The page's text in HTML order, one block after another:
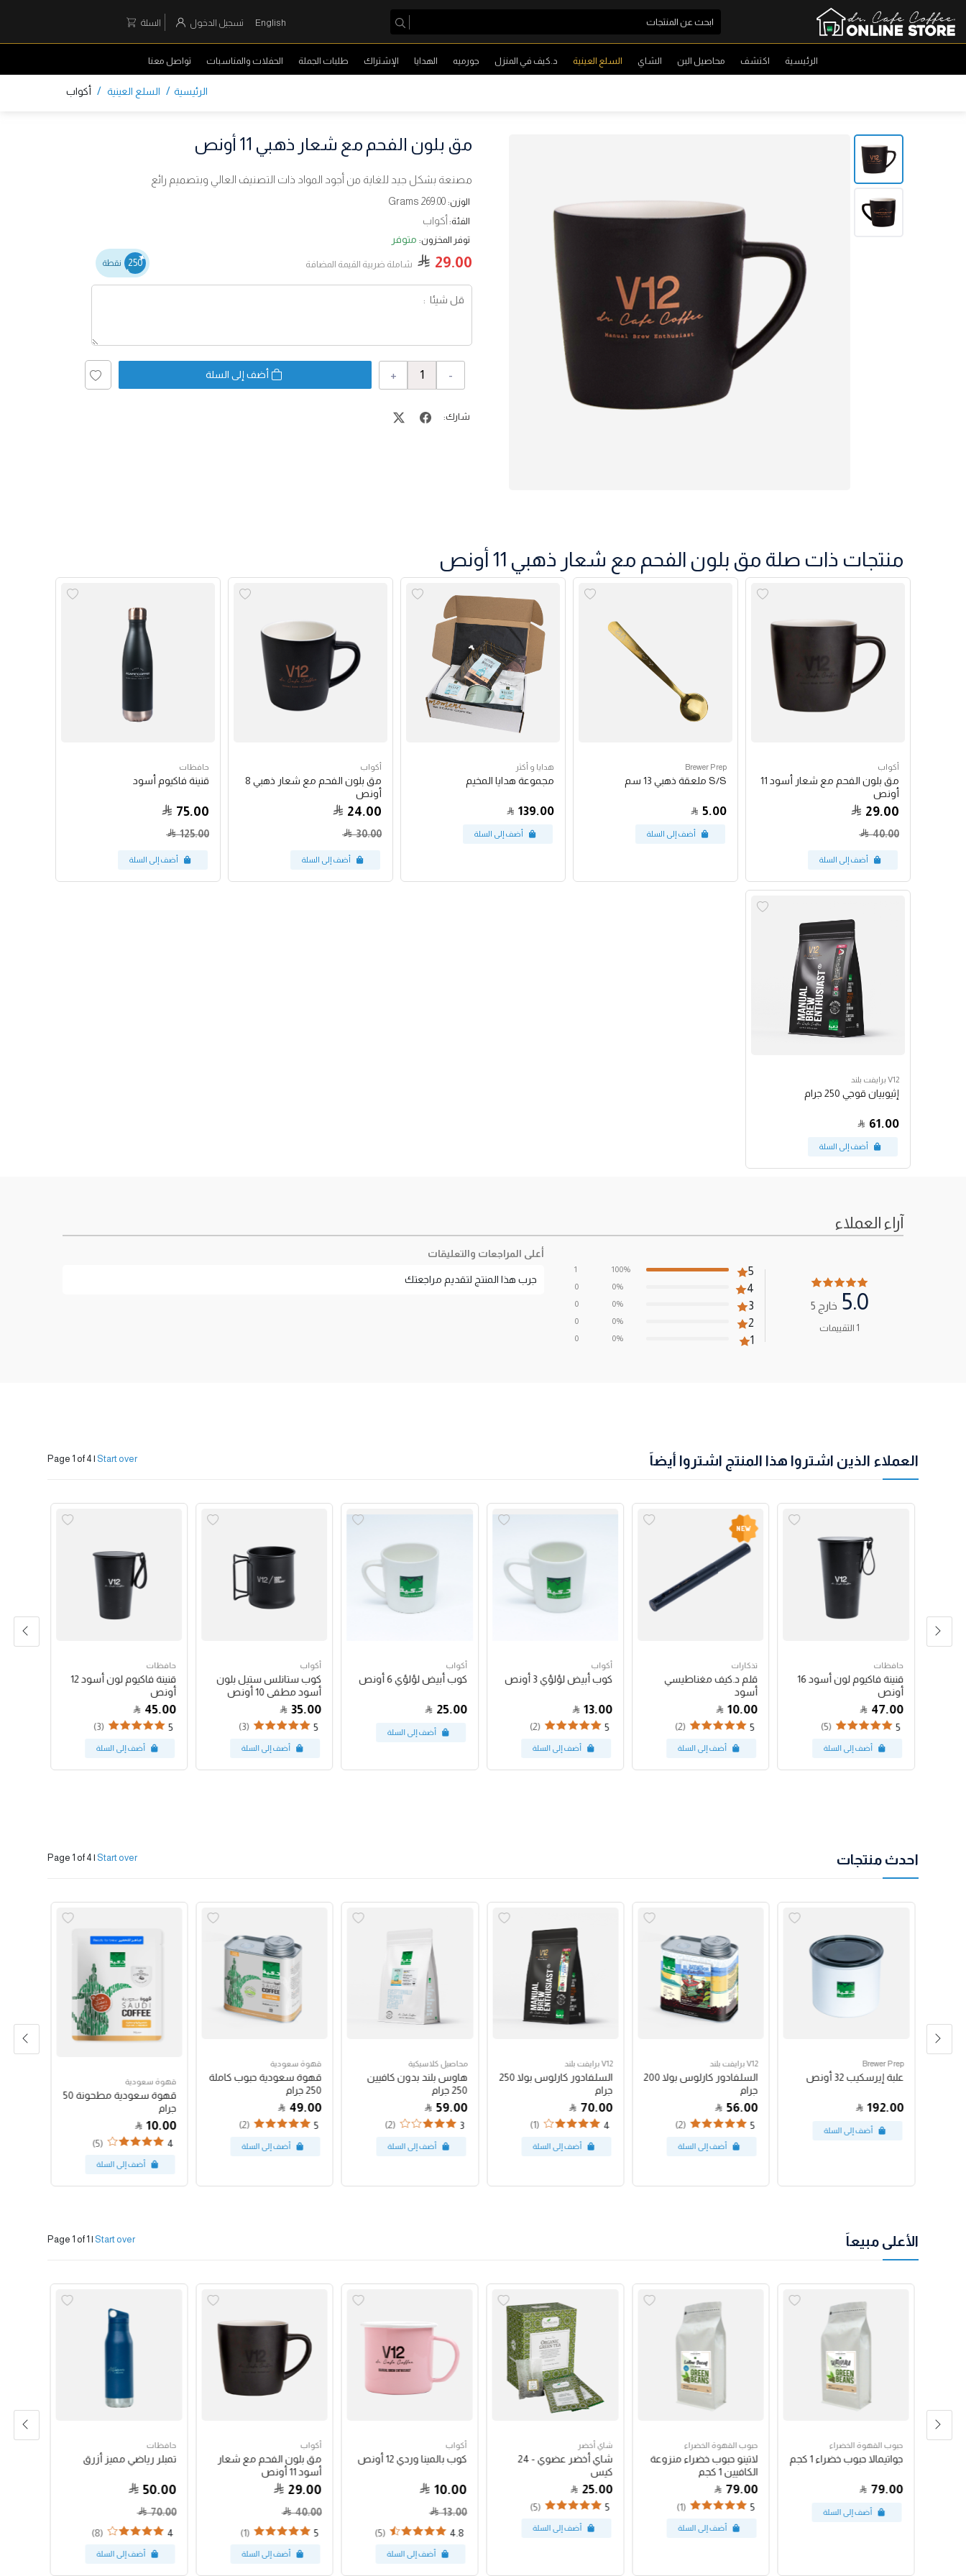
English تسجيل الدخول السلة
الرئيسية اكتشف محاصيل البن الشاي السلع العينية د.كيف في المنزل جورميه الهدايا الإشتراك طلبات الجملة الحفلات والمناسبات تواصل معنا
الرئيسية / السلع العينية / أكواب
مق بلون الفحم مع شعار ذهبي 11 أونص
مصنعة بشكل جيد للغاية من أجود المواد ذات التصنيف العالي وبتصميم رائع
الوزن: 269.00 Grams
الفئة: أكواب
توفر المخزون: متوفر
29.00 شاملة ضربية القيمة المضافة 250 نقطة
-
+ أضف إلى السلة
شارك:
منتجات ذات صلة مق بلون الفحم مع شعار ذهبي 11 أونص
أكواب
مق بلون الفحم مع شعار أسود 11
أونص
29.00
40.00
Brewer Prep
S/S ملعقة ذهبي 13 سم
5.00
هدايا و أكثر
مجموعة هدايا المخيم
139.00
أكواب
مق بلون الفحم مع شعار ذهبي 8
أونص
24.00
30.00
حافظات
قنينة فاكيوم أسود
75.00
125.00
V12 برايفت بلند
إثيوبيان قوجي 250 جرام
61.00
آراء العملاء
5.0 خارج 5
1 التقييمات
5
4
3
2
1
100%
0%
0%
0%
0%
1
0
0
0
0
أعلى المراجعات والتعليقات
جرب هذا المنتج لتقديم مراجعتك
العملاء الذين اشتروا هذا المنتج اشتروا أيضاً Page 1 of 4 | Start over
حافظات
قنينة فاكيوم لون أسود 16
أونص
47.00
5
(5)
تذكارات
قلم د.كيف مغناطيسي
أسود
10.00
5
(2)
أكواب
كوب أبيض لؤلؤي 3 أونص
13.00
5
(2)
أكواب
كوب أبيض لؤلؤي 6 أونص
25.00
أكواب
كوب ستانلس ستيل بلون
أسود مطفي 10 أونص
35.00
5
(3)
حافظات
قنينة فاكيوم لون أسود 12
أونص
45.00
5
(3)
احدث منتجات Page 1 of 4 | Start over
Brewer Prep
علبة إيرسكيب 32 أونص
192.00
V12 برايفت بلند
السلفادور كارلوس بولا 200
جرام
56.00
5
(2)
V12 برايفت بلند
السلفادور كارلوس بولا 250
جرام
70.00
4
(1)
محاصيل كلاسيكية
هاوس بلند بدون كافيين
250 جرام
59.00
3
(2)
قهوة سعودية
قهوة سعودية حبوب كاملة
250 جرام
49.00
5
(2)
قهوة سعودية
قهوة سعودية مطحونة 50
جرام
10.00
4
(5)
الأعلى مبيعاً Page 1 of 1 | Start over
حبوب القهوة الخضراء
جواتيمالا حبوب خضراء 1 كجم
79.00
حبوب القهوة الخضراء
لاتينو حبوب خضراء منزوعة
الكافيين 1 كجم
79.00
5
(1)
شاي أخضر
شاي أخضر عضوي - 24
كيس
25.00
5
(5)
أكواب
كوب بالمينا وردي 12 أونص
10.00
13.00
4.8
(5)
أكواب
مق بلون الفحم مع شعار
أسود 11 أونص
29.00
40.00
5
(1)
حافظات
تمبلر رياضي مميز أزرق
50.00
70.00
4
(8)